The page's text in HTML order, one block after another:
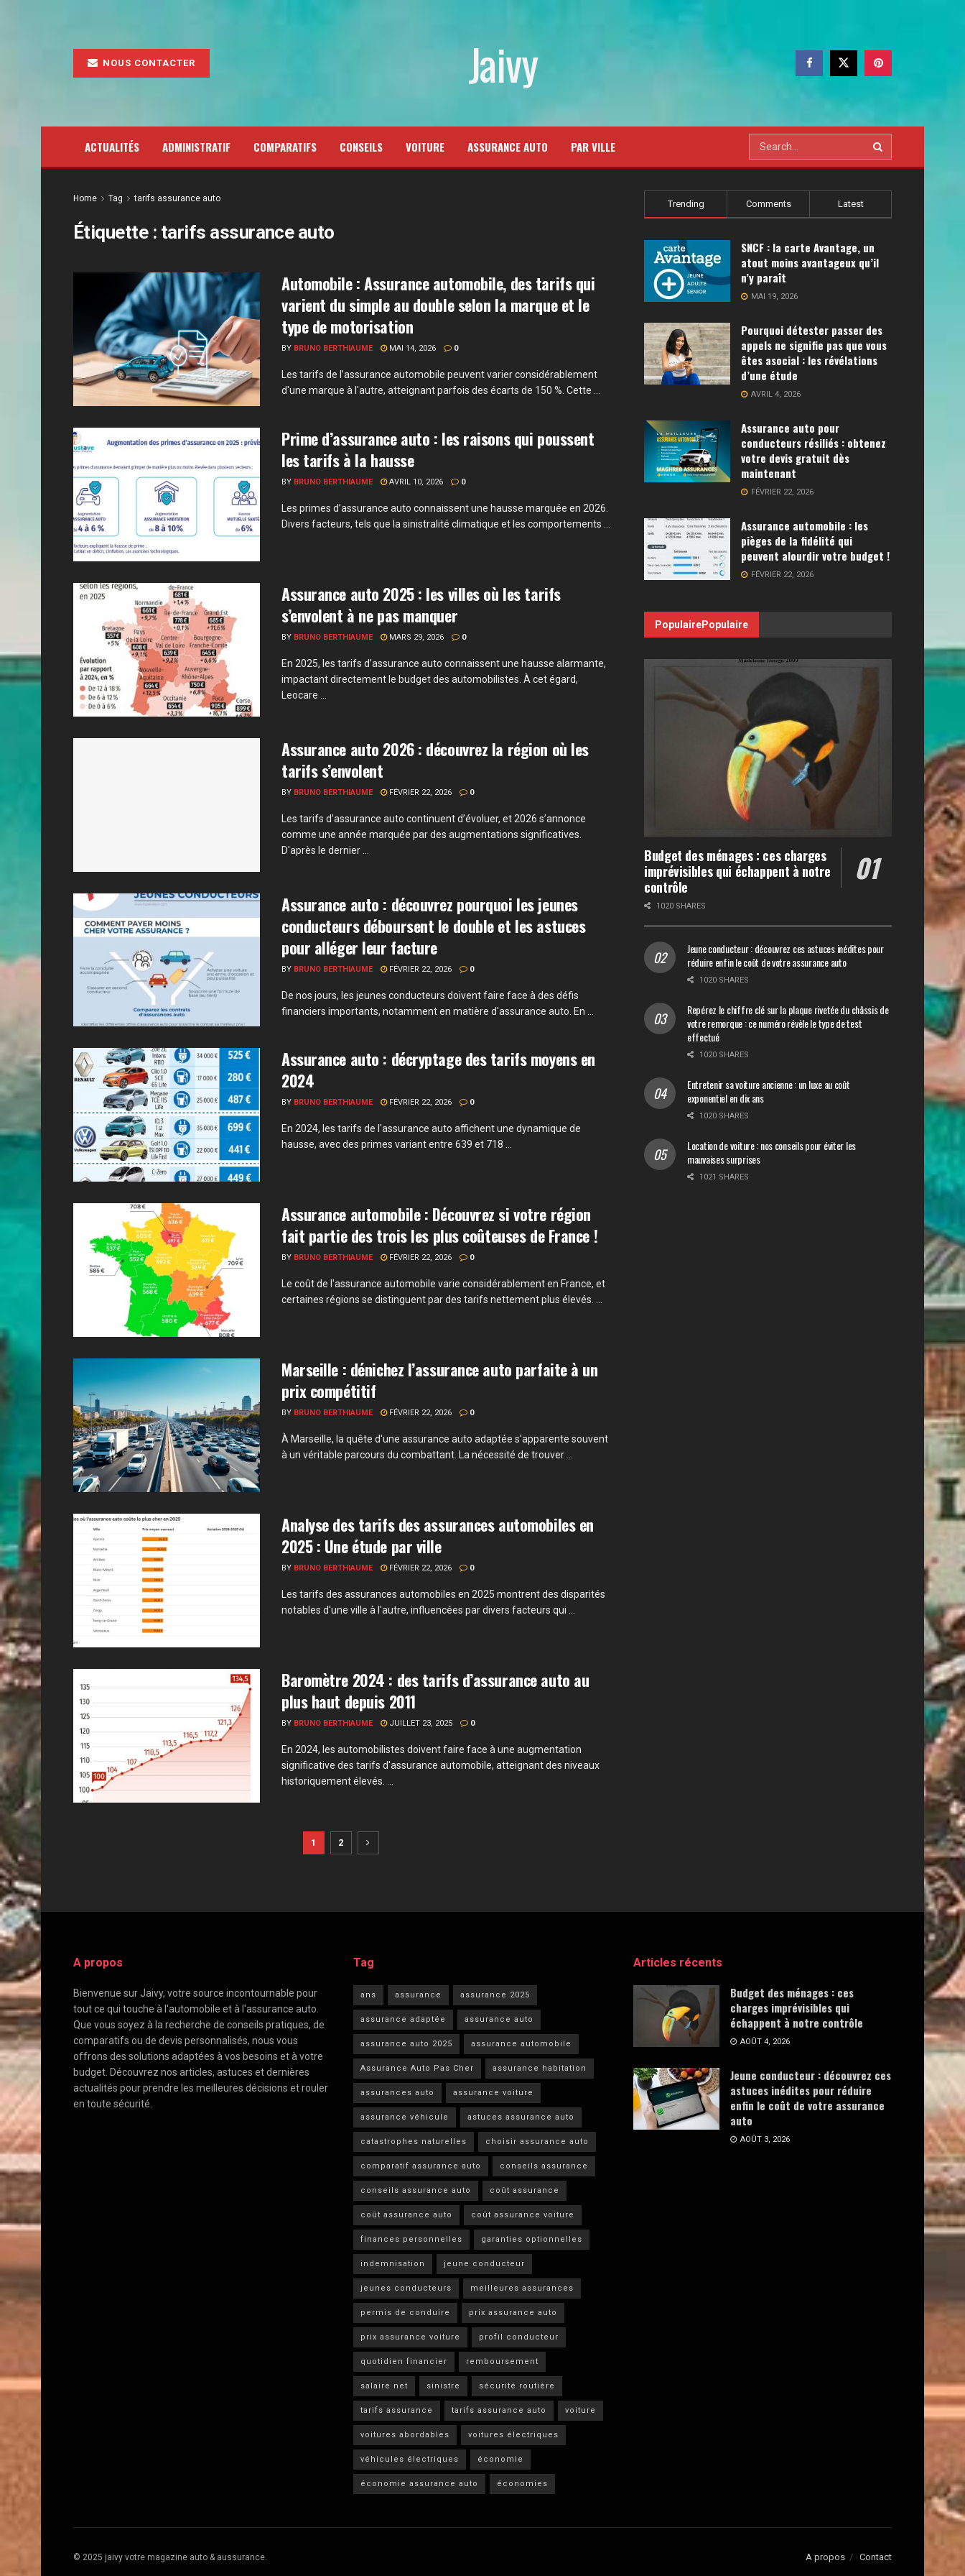
NOUS CONTACTER Jaivy
ACTUALITÉS ADMINISTRATIF COMPARATIFS CONSEILS VOITURE ASSURANCE AUTO PAR VILLE
Home Tag tarifs assurance auto
Étiquette : tarifs assurance auto
Automobile : Assurance automobile, des tarifs qui
varient du simple au double selon la marque et le
type de motorisation
BY BRUNO BERTHIAUME MAI 14, 2026 0
Les tarifs de l’assurance automobile peuvent varier considérablement
d'une marque à l'autre, atteignant parfois des écarts de 150 %. Cette ...
Prime d’assurance auto : les raisons qui poussent
les tarifs à la hausse
BY BRUNO BERTHIAUME AVRIL 10, 2026 0
Les primes d’assurance auto connaissent une hausse marquée en 2026.
Divers facteurs, tels que la sinistralité climatique et les comportements ...
Assurance auto 2025 : les villes où les tarifs
s’envolent à ne pas manquer
BY BRUNO BERTHIAUME MARS 29, 2026 0
En 2025, les tarifs d’assurance auto connaissent une hausse alarmante,
impactant directement le budget des automobilistes. À cet égard,
Leocare ...
Assurance auto 2026 : découvrez la région où les
tarifs s’envolent
BY BRUNO BERTHIAUME FÉVRIER 22, 2026 0
Les tarifs d’assurance auto continuent d’évoluer, et 2026 s’annonce
comme une année marquée par des augmentations significatives.
D'après le dernier ...
Assurance auto : découvrez pourquoi les jeunes
conducteurs déboursent le double et les astuces
pour alléger leur facture
BY BRUNO BERTHIAUME FÉVRIER 22, 2026 0
De nos jours, les jeunes conducteurs doivent faire face à des défis
financiers importants, notamment en matière d'assurance auto. En ...
Assurance auto : décryptage des tarifs moyens en
2024
BY BRUNO BERTHIAUME FÉVRIER 22, 2026 0
En 2024, les tarifs de l'assurance auto affichent une dynamique de
hausse, avec des primes variant entre 639 et 718 ...
Assurance automobile : Découvrez si votre région
fait partie des trois les plus coûteuses de France !
BY BRUNO BERTHIAUME FÉVRIER 22, 2026 0
Le coût de l'assurance automobile varie considérablement en France, et
certaines régions se distinguent par des tarifs nettement plus élevés. ...
Marseille : dénichez l’assurance auto parfaite à un
prix compétitif
BY BRUNO BERTHIAUME FÉVRIER 22, 2026 0
À Marseille, la quête d'une assurance auto adaptée s'apparente souvent
à un véritable parcours du combattant. La nécessité de trouver ...
Analyse des tarifs des assurances automobiles en
2025 : Une étude par ville
BY BRUNO BERTHIAUME FÉVRIER 22, 2026 0
Les tarifs des assurances automobiles en 2025 montrent des disparités
notables d'une ville à l'autre, influencées par divers facteurs qui ...
Baromètre 2024 : des tarifs d’assurance auto au
plus haut depuis 2011
BY BRUNO BERTHIAUME JUILLET 23, 2025 0
En 2024, les automobilistes doivent faire face à une augmentation
significative des tarifs d'assurance automobile, atteignant des niveaux
historiquement élevés. ...
1 2
Trending Comments Latest
SNCF : la carte Avantage, un
atout moins avantageux qu’il
n’y paraît
MAI 19, 2026
Pourquoi détester passer des
appels ne signifie pas que vous
êtes asocial : les révélations
d’une étude
AVRIL 4, 2026
Assurance auto pour
conducteurs résiliés : obtenez
votre devis gratuit dès
maintenant
FÉVRIER 22, 2026
Assurance automobile : les
pièges de la fidélité qui
peuvent alourdir votre budget !
FÉVRIER 22, 2026
PopulairePopulaire
Budget des ménages : ces charges
imprévisibles qui échappent à notre
contrôle
1020 SHARES
Jeune conducteur : découvrez ces astuces inédites pour
réduire enfin le coût de votre assurance auto
1020 SHARES
Repérez le chiffre clé sur la plaque rivetée du châssis de
votre remorque : ce numéro révèle le type de test
effectué
1020 SHARES
Entretenir sa voiture ancienne : un luxe au coût
exponentiel en dix ans
1020 SHARES
Location de voiture : nos conseils pour éviter les
mauvaises surprises
1021 SHARES
A propos
Bienvenue sur Jaivy, votre source incontournable pour
tout ce qui touche à l'automobile et à l'assurance auto.
Que vous soyez à la recherche de conseils pratiques, de
comparatifs ou de devis personnalisés, nous vous
offrons des solutions adaptées à vos besoins et à votre
budget. Découvrez nos articles, astuces et dernières
actualités pour prendre les meilleures décisions et rouler
en toute sécurité.
Tag
ans assurance assurance 2025
assurance adaptée assurance auto
assurance auto 2025 assurance automobile
Assurance Auto Pas Cher assurance habitation
assurances auto assurance voiture
assurance véhicule astuces assurance auto
catastrophes naturelles choisir assurance auto
comparatif assurance auto conseils assurance
conseils assurance auto coût assurance
coût assurance auto coût assurance voiture
finances personnelles garanties optionnelles
indemnisation jeune conducteur
jeunes conducteurs meilleures assurances
permis de conduire prix assurance auto
prix assurance voiture profil conducteur
quotidien financier remboursement
salaire net sinistre sécurité routière
tarifs assurance tarifs assurance auto voiture
voitures abordables voitures électriques
véhicules électriques économie
économie assurance auto économies
Articles récents
Budget des ménages : ces
charges imprévisibles qui
échappent à notre contrôle
AOÛT 4, 2026
Jeune conducteur : découvrez ces
astuces inédites pour réduire
enfin le coût de votre assurance
auto
AOÛT 3, 2026
A propos Contact
© 2025 jaivy votre magazine auto & aussurance.